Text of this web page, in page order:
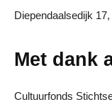
Diependaalsedijk
Met dank
Cultuurfonds